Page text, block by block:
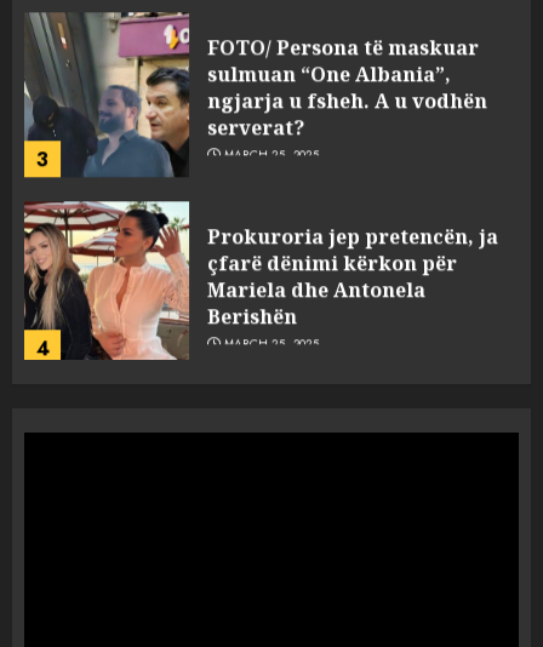
3
FOTO/ Persona të maskuar
sulmuan “One Albania”,
ngjarja u fsheh. A u vodhën
serverat?
MARCH 25, 2025
4
Prokuroria jep pretencën, ja
çfarë dënimi kërkon për
Mariela dhe Antonela
Berishën
MARCH 25, 2025